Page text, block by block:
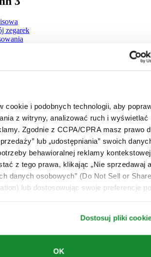
cookie i podobnych technologii, aby
z witryny, analizować ruch i wyświetlać
Zgodnie z CCPA/CPRA masz prawo
lub „udostępniania” swoich
behawioralnej reklamy
z tego prawa, klikając „Nie sprzedawaj
danych osobowych” (Do Not Sell or
lub dostosowując swoje preferencje
Dostosuj pliki
OK
zegarek
i Zwrotów
umowy
CERTINA
najświeższe informacje